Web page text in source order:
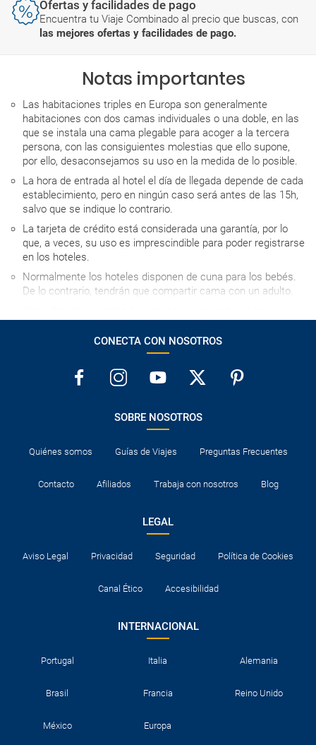
Ofertas y facilidades de pago
Encuentra tu Viaje Combinado al precio que buscas, con
las mejores ofertas y facilidades de pago.
Notas importantes
Las habitaciones triples en Europa son generalmente
habitaciones con dos camas individuales o una doble, en las
que se instala una cama plegable para acoger a la tercera
persona, con las consiguientes molestias que ello supone,
por ello, desaconsejamos su uso en la medida de lo posible.
La hora de entrada al hotel el día de llegada depende de cada
establecimiento, pero en ningún caso será antes de las 15h,
salvo que se indique lo contrario.
La tarjeta de crédito está considerada una garantía, por lo
que, a veces, su uso es imprescindible para poder registrarse
en los hoteles.
Normalmente los hoteles disponen de cuna para los bebés.
De lo contrario, tendrán que compartir cama con un adulto.
se realicen escalas aéreas.CONECTA CON NOSOTROS
SOBRE NOSOTROS
Quiénes somos Guías de Viajes Preguntas Frecuentes
Contacto Afiliados Trabaja con nosotros Blog
LEGAL
Aviso Legal Privacidad Seguridad Política de Cookies
Canal Ético Accesibilidad
INTERNACIONAL
Portugal Italia Alemania
Brasil Francia Reino Unido
México Europa